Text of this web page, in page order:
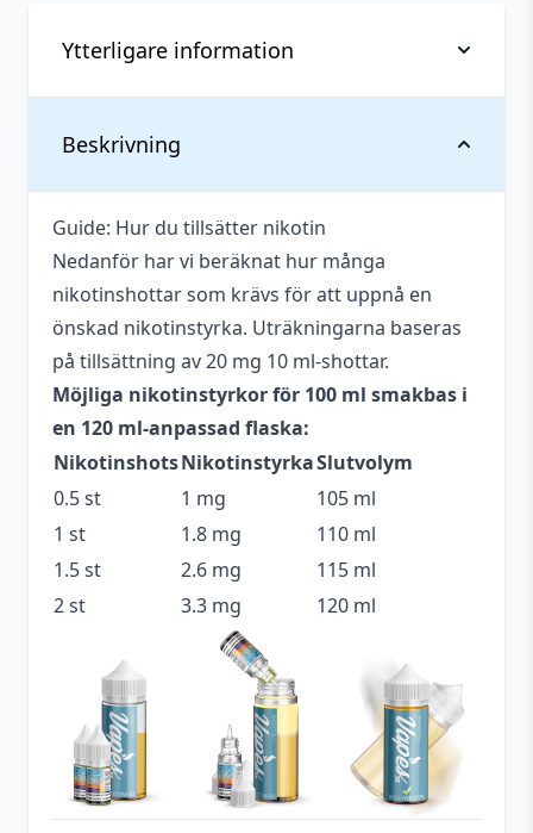
Beskrivning
Guide: Hur du tillsätter nikotin
Nedanför har vi beräknat hur många
nikotinshottar som krävs för att uppnå en
önskad nikotinstyrka. Uträkningarna baseras
på tillsättning av 20 mg 10 ml-shottar.
Möjliga nikotinstyrkor för 100 ml smakbas i
en 120 ml-anpassad flaska:
NikotinshotsNikotinstyrkaSlutvolym
0.5 st
1 mg
105 ml
1 st
1.8 mg
110 ml
1.5 st
2.6 mg
115 ml
2 st
3.3 mg 120 ml
Ytterligare information
Vikt
Anpassad för
nikotinstyrka
Antal ml
100 ml
Beskrivande
Bärig ,Godis ,
Blandning
70VG / 30PG
Flaskstorlek
120 ml
Innehåller
cooling
Ja
Serie Sadboy
Smakprofil
Bär
Mentol
Tillverkare
SadBoy E-Liquid
Tillverkningsland
USA
Typ
Shortfill
Utrymme för